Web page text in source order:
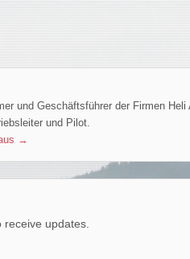
und Geschäftsführer der Firmen
und Pilot.
→
updates.